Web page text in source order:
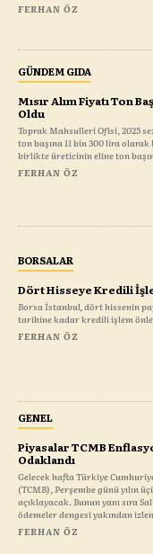
FERHAN ÖZ
GÜNDEM GIDA
Mısır Alım Fiyatı Ton
Oldu
Toprak Mahsulleri Ofisi, 2025
ton başına 11 bin 300 lira
birlikte üreticinin eline ton
FERHAN ÖZ
BORSALAR
Dört Hisseye Kredili
Borsa İstanbul, dört hissenin
tarihine kadar kredili işlem
FERHAN ÖZ
GENEL
Piyasalar TCMB
Odaklandı
Gelecek hafta Türkiye
(TCMB), Perşembe günü yılın
açıklayacak. Bunun yanı sıra
ödemeler dengesi yakından
FERHAN ÖZ